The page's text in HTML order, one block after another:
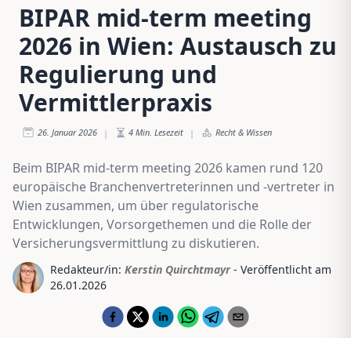
BIPAR mid-term meeting
2026 in Wien: Austausch zu
Regulierung und
Vermittlerpraxis
26. Januar 2026 | 4 Min. Lesezeit | Recht & Wissen
Beim BIPAR mid-term meeting 2026 kamen rund 120
europäische Branchenvertreterinnen und -vertreter in
Wien zusammen, um über regulatorische
Entwicklungen, Vorsorgethemen und die Rolle der
Versicherungsvermittlung zu diskutieren.
Redakteur/in: Kerstin Quirchtmayr - Veröffentlicht am
26.01.2026